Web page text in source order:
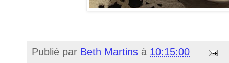
Publié par Beth Martins à 10:15:00